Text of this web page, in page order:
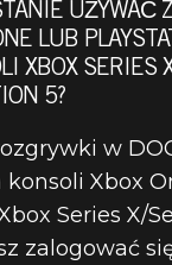
UŻYWAĆ
LUB
XBOX SERIES
5?
w
Xbox
Series X/
zalogować